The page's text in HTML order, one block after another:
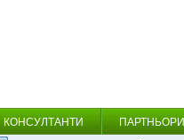
КОНСУЛТАНТИ ПАРТНЬОРИ